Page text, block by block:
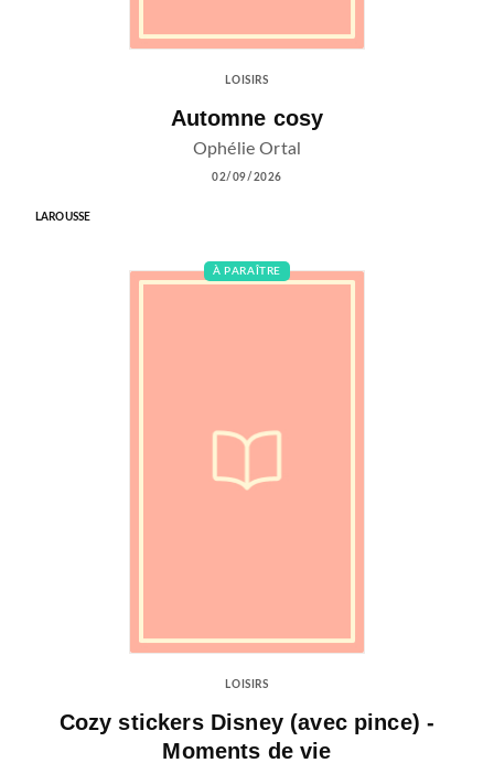
LOISIRS
Automne cosy
Ophélie Ortal
02/09/2026
LAROUSSE
À PARAÎTRE
LOISIRS
Cozy stickers Disney (avec pince) -
Moments de vie